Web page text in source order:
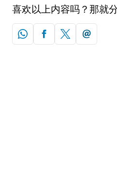
喜欢以上内容吗？那就